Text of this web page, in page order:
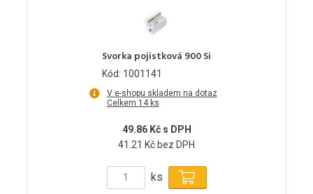
Svorka pojistková 900 Si
Kód: 1001141
V e-shopu skladem na dotaz
Celkem 14 ks
49.86 Kč s DPH
41.21 Kč bez DPH
ks